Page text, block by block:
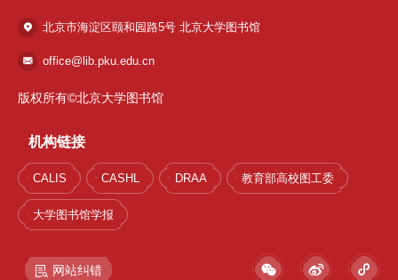
北京市海淀区颐和园路5号 北京大学图书馆
office@lib.pku.edu.cn
版权所有©北京大学图书馆
机构链接
CALIS CASHL DRAA 教育部高校图工委
大学图书馆学报
网站纠错